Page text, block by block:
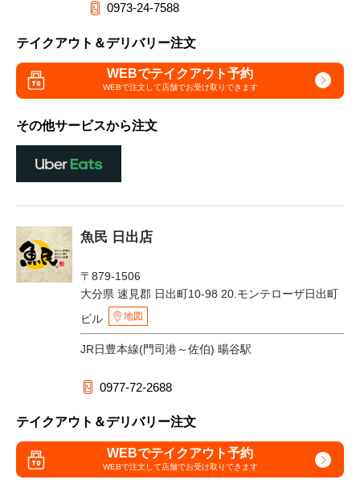
0973-24-7588
テイクアウト＆デリバリー注文
WEBでテイクアウト予約
WEBで注文して店舗でお受け取りできます
その他サービスから注文
魚民 日出店
〒879-1506
大分県 速見郡 日出町10-98 20.モンテローザ日出町
ビル
地図
JR日豊本線(門司港～佐伯) 暘谷駅
0977-72-2688
テイクアウト＆デリバリー注文
WEBでテイクアウト予約
WEBで注文して店舗でお受け取りできます